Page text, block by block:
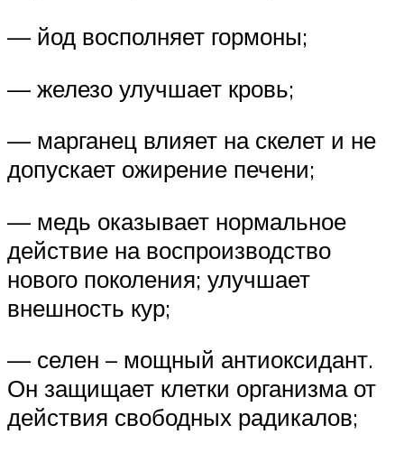
— йод восполняет гормоны;
— железо улучшает кровь;
— марганец влияет на скелет и не
допускает ожирение печени;
— медь оказывает нормальное
действие на воспроизводство
нового поколения; улучшает
внешность кур;
— селен – мощный антиоксидант.
Он защищает клетки организма от
действия свободных радикалов;